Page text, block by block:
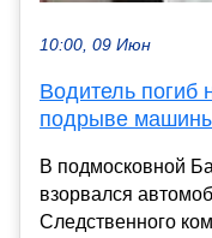
10:00, 09 Июн
Водитель погиб
подрыве
В подмосковной
взорвался
Следственного